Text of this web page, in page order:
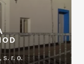
s. r. o.